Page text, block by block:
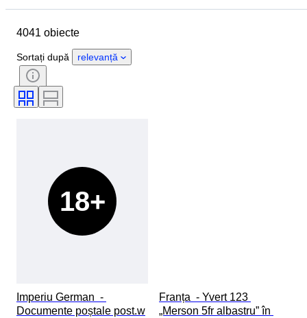
Sexul
Certificare
Tehnică
Semnătură
Copertă
Culoare
4041 obiecte
Sortați după relevanță
18+
Imperiu German  -
Documente poștale post.w
Franța  - Yvert 123
„Merson 5fr albastru” în